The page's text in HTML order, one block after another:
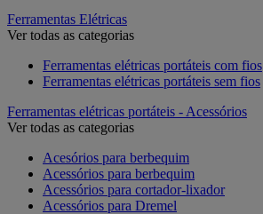
Ferramentas Elétricas
Ver todas as categorias
Ferramentas elétricas portáteis com fios
Ferramentas elétricas portáteis sem fios
Ferramentas elétricas portáteis - Acessórios
Ver todas as categorias
Acesórios para berbequim
Acessórios para berbequim
Acessórios para cortador-lixador
Acessórios para Dremel